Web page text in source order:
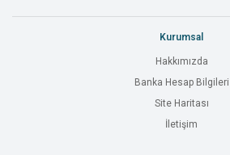
Kurumsal
Hakkımızda
Banka Hesap Bilgileri
Site Haritası
İletişim